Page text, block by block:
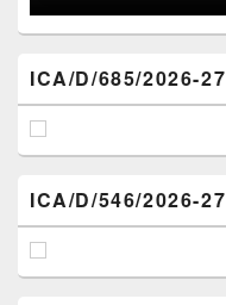
ICA/D/685/2026-27
ICA/D/546/2026-27